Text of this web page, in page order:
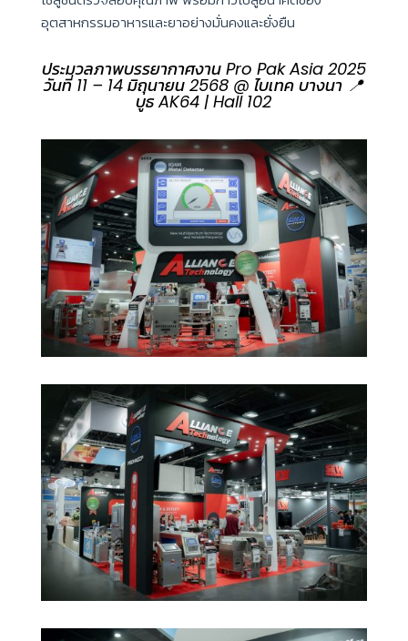
อุตสาหกรรมอาหารและยาอย่างมั่นคงและยั่งยืน
ประมวลภาพบรรยากาศงาน Pro Pak Asia 2025
วันที่ 11 – 14 มิถุนายน 2568 @ ไบเทค บางนา 📍
บูธ AK64 | Hall 102